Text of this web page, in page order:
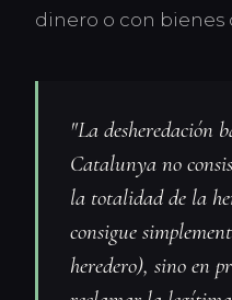
dinero o con bienes
"La desheredación
Catalunya no
la totalidad de la
consigue
heredero), sino en